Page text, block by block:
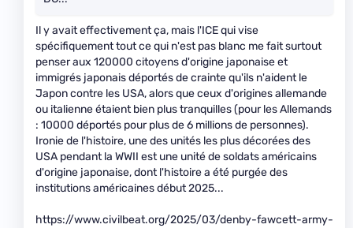
Il y avait effectivement ça, mais l'ICE qui vise
spécifiquement tout ce qui n'est pas blanc me fait surtout
penser aux 120000 citoyens d'origine japonaise et
immigrés japonais déportés de crainte qu'ils n'aident le
Japon contre les USA, alors que ceux d'origines allemande
ou italienne étaient bien plus tranquilles (pour les Allemands
: 10000 déportés pour plus de 6 millions de personnes).
Ironie de l'histoire, une des unités les plus décorées des
USA pendant la WWII est une unité de soldats américains
d'origine japonaise, dont l'histoire a été purgée des
institutions américaines début 2025...
https://www.civilbeat.org/2025/03/denby-fawcett-army-